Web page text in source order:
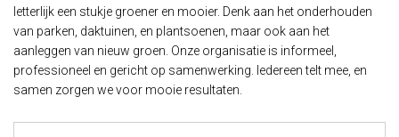
letterlijk een stukje groener en mooier. Denk aan het onderhouden
van parken, daktuinen, en plantsoenen, maar ook aan het
aanleggen van nieuw groen. Onze organisatie is informeel,
professioneel en gericht op samenwerking. Iedereen telt mee, en
samen zorgen we voor mooie resultaten.